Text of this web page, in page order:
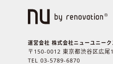
運営会社 株式会社ニューユニーク
〒150-0012 東京都渋谷区広
TEL 03-5789-6870